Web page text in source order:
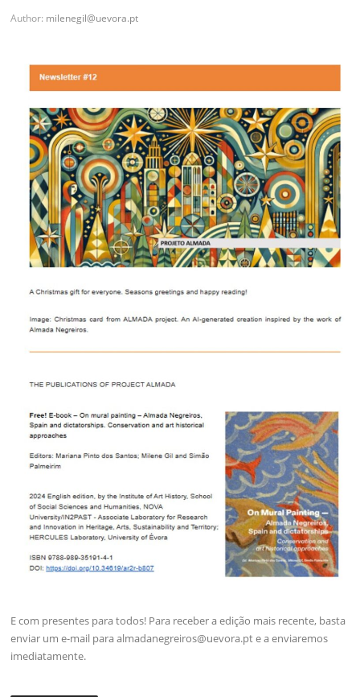
Author: milenegil@uevora.pt
E com presentes para todos! Para receber a edição mais recente, basta
enviar um e-mail para almadanegreiros@uevora.pt e a enviaremos
imediatamente.